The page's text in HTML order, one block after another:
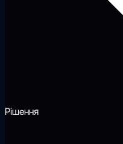
Рішення